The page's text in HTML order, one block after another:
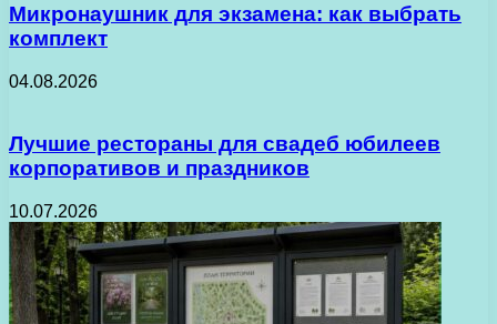
Микронаушник для экзамена: как выбрать
комплект
04.08.2026
Лучшие рестораны для свадеб юбилеев
корпоративов и праздников
10.07.2026